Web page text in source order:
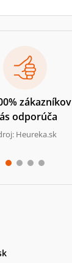
zákazníkov
odporúča
Heureka.sk